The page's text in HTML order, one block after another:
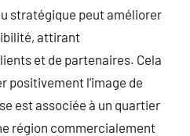
stratégique peut améliorer
attirant
et de partenaires. Cela
positivement l’image de
est associée à un quartier
région commercialement